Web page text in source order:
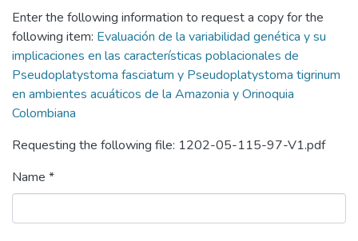
Enter the following information to request a copy for the
following item: Evaluación de la variabilidad genética y su
implicaciones en las características poblacionales de
Pseudoplatystoma fasciatum y Pseudoplatystoma tigrinum
en ambientes acuáticos de la Amazonia y Orinoquia
Colombiana
Requesting the following file: 1202-05-115-97-V1.pdf
Name *